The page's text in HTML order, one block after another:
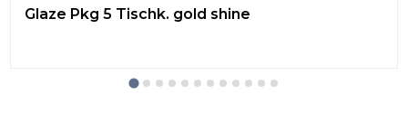
Glaze Pkg 5 Tischk. gold shine